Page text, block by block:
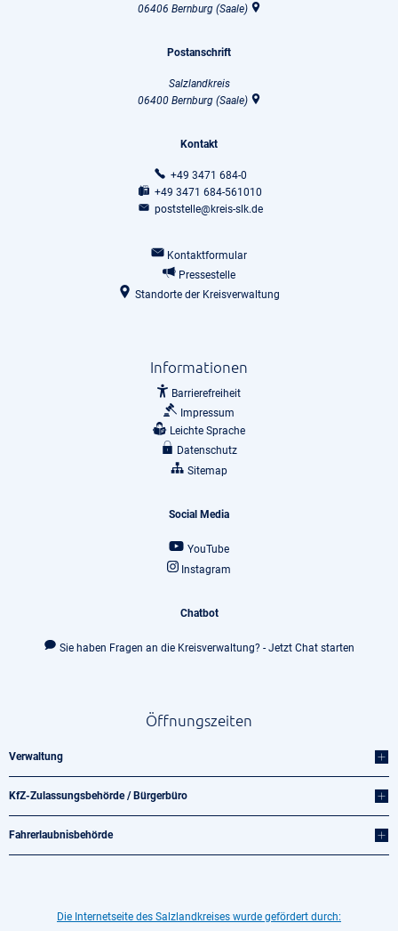
06406 Bernburg (Saale)
Postanschrift
Salzlandkreis
06400 Bernburg (Saale)
Kontakt
+49 3471 684-0
+49 3471 684-561010
poststelle@kreis-slk.de
Kontaktformular
Pressestelle
Standorte der Kreisverwaltung
Informationen
Barrierefreiheit
Impressum
Leichte Sprache
Datenschutz
Sitemap
Social Media
YouTube
Instagram
Chatbot
Sie haben Fragen an die Kreisverwaltung? - Jetzt Chat starten
Öffnungszeiten
Verwaltung
KfZ-Zulassungsbehörde / Bürgerbüro
Fahrerlaubnisbehörde
Die Internetseite des Salzlandkreises wurde gefördert durch: